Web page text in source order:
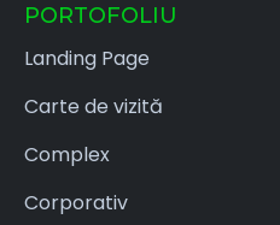
PORTOFOLIU
Landing Page
Carte de vizită
Complex
Corporativ